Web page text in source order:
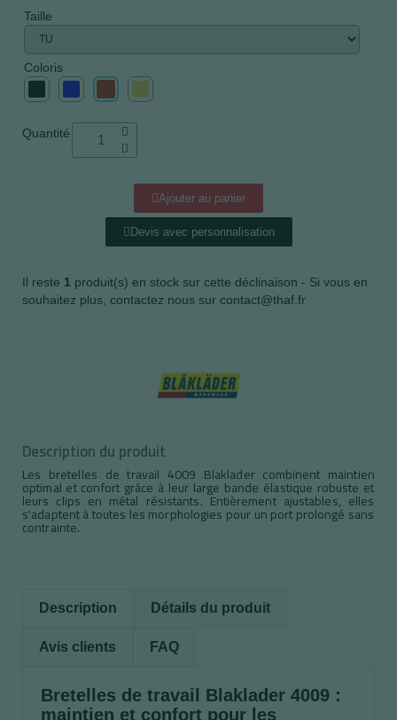
Taille
Coloris
Quantité
Ajouter au panier
Devis avec personnalisation
Il reste 1 produit(s) en stock sur cette déclinaison - Si vous en
souhaitez plus, contactez nous sur contact@thaf.fr
Description du produit
Les bretelles de travail 4009 Blaklader combinent maintien
optimal et confort grâce à leur large bande élastique robuste et
leurs clips en métal résistants. Entièrement ajustables, elles
s'adaptent à toutes les morphologies pour un port prolongé sans
contrainte.
Description Détails du produit
Avis clients FAQ
Bretelles de travail Blaklader 4009 :
maintien et confort pour les